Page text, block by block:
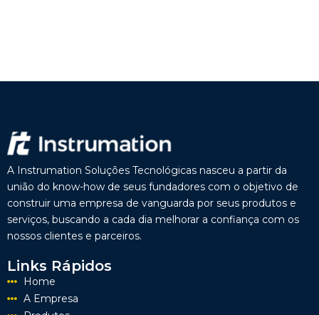
A Instrumation Soluções Tecnológicas nasceu a partir da
união do know-how de seus fundadores com o objetivo de
construir uma empresa de vanguarda por seus produtos e
serviços, buscando a cada dia melhorar a confiança com os
nossos clientes e parceiros.
Links Rápidos
Home
A Empresa